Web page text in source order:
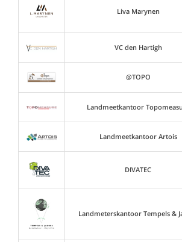
Liva Marynen
VC den Hartigh
@TOPO
Landmeetkantoor
Landmeetkantoor Artois
DIVATEC
Landmeterskantoor Tempels &